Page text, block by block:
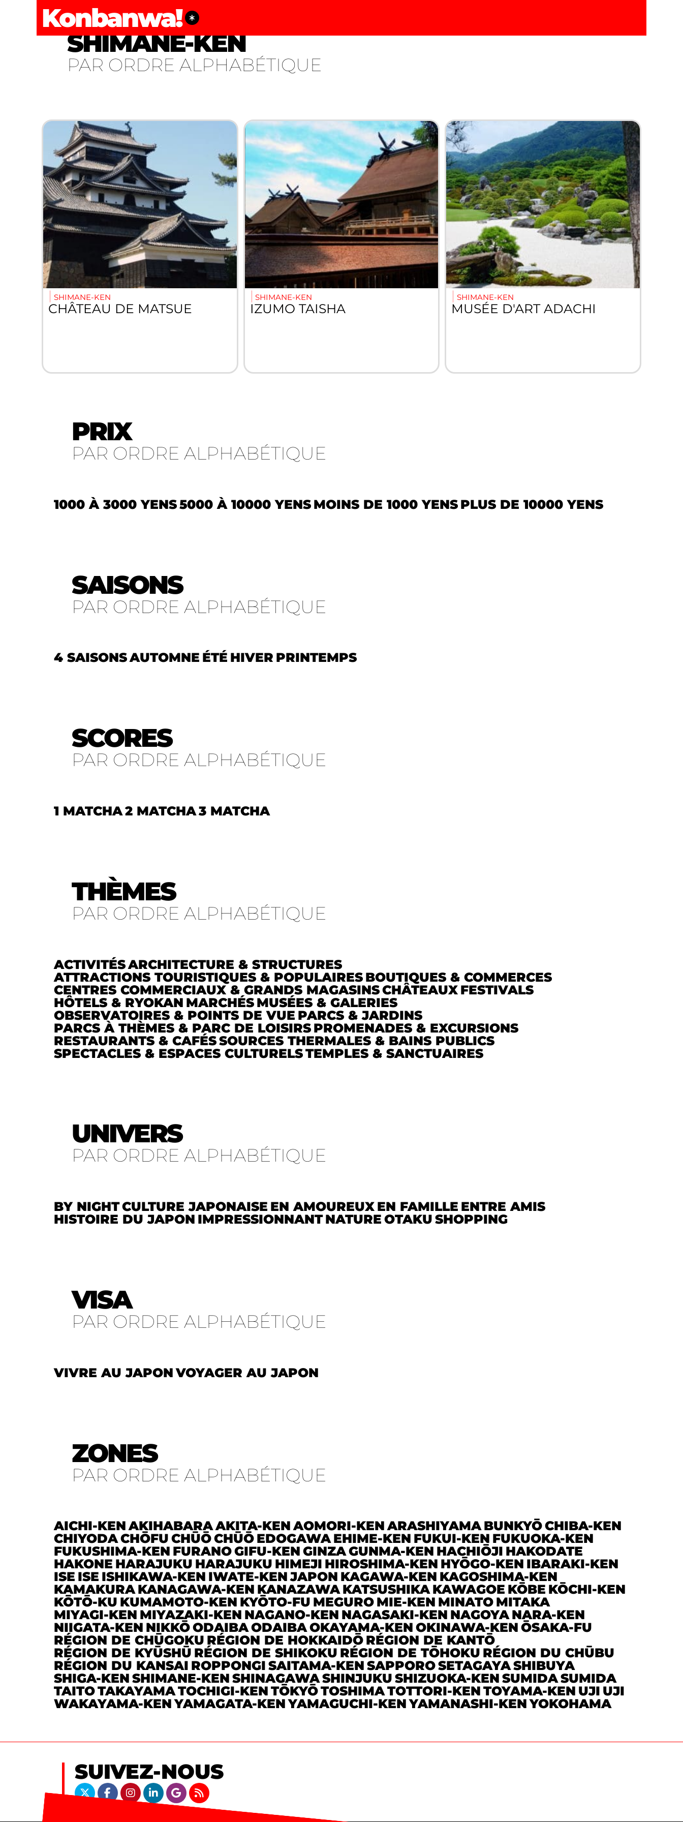
Konbanwa!
SHIMANE-KEN
PAR ORDRE ALPHABÉTIQUE
SHIMANE-KEN
CHÂTEAU DE MATSUE
SHIMANE-KEN
IZUMO TAISHA
SHIMANE-KEN
MUSÉE D'ART ADACHI
PRIX
PAR ORDRE ALPHABÉTIQUE
1000 À 3000 YENS5000 À 10000 YENS MOINS DE 1000 YENS PLUS DE 10000 YENS
SAISONS
PAR ORDRE ALPHABÉTIQUE
4 SAISONSAUTOMNE ÉTÉ HIVER PRINTEMPS
SCORES
PAR ORDRE ALPHABÉTIQUE
1 MATCHA2 MATCHA3 MATCHA
THÈMES
PAR ORDRE ALPHABÉTIQUE
ACTIVITÉSARCHITECTURE & STRUCTURES
ATTRACTIONS TOURISTIQUES & POPULAIRES BOUTIQUES & COMMERCES
CENTRES COMMERCIAUX & GRANDS MAGASINSCHÂTEAUX FESTIVALS
HÔTELS & RYOKAN MARCHÉS MUSÉES & GALERIES
OBSERVATOIRES & POINTS DE VUE PARCS & JARDINS
PARCS À THÈMES & PARC DE LOISIRS PROMENADES & EXCURSIONS
RESTAURANTS & CAFÉSSOURCES THERMALES & BAINS PUBLICS
SPECTACLES & ESPACES CULTURELSTEMPLES & SANCTUAIRES
UNIVERS
PAR ORDRE ALPHABÉTIQUE
BY NIGHTCULTURE JAPONAISE EN AMOUREUX EN FAMILLE ENTRE AMIS
HISTOIRE DU JAPON IMPRESSIONNANT NATURE OTAKU SHOPPING
VISA
PAR ORDRE ALPHABÉTIQUE
VIVRE AU JAPONVOYAGER AU JAPON
ZONES
PAR ORDRE ALPHABÉTIQUE
AICHI-KENAKIHABARAAKITA-KENAOMORI-KENARASHIYAMA BUNKYŌCHIBA-KEN
CHIYODACHŌFU CHŪŌCHŪŌ EDOGAWA EHIME-KEN FUKUI-KEN FUKUOKA-KEN
FUKUSHIMA-KEN FURANOGIFU-KEN GINZAGUNMA-KEN HACHIŌJI HAKODATE
HAKONE HARAJUKU HARAJUKU HIMEJI HIROSHIMA-KEN HYŌGO-KEN IBARAKI-KEN
ISE ISE ISHIKAWA-KEN IWATE-KENJAPON KAGAWA-KEN KAGOSHIMA-KEN
KAMAKURA KANAGAWA-KEN KANAZAWA KATSUSHIKA KAWAGOE KŌBE KŌCHI-KEN
KŌTŌ-KU KUMAMOTO-KEN KYŌTO-FU MEGURO MIE-KEN MINATO MITAKA
MIYAGI-KEN MIYAZAKI-KEN NAGANO-KEN NAGASAKI-KEN NAGOYA NARA-KEN
NIIGATA-KEN NIKKŌODAIBAODAIBAOKAYAMA-KEN OKINAWA-KEN ŌSAKA-FU
RÉGION DE CHŪGOKU RÉGION DE HOKKAIDŌ RÉGION DE KANTŌ
RÉGION DE KYŪSHŪ RÉGION DE SHIKOKU RÉGION DE TŌHOKU RÉGION DU CHŪBU
RÉGION DU KANSAI ROPPONGI SAITAMA-KEN SAPPOROSETAGAYASHIBUYA
SHIGA-KEN SHIMANE-KEN SHINAGAWASHINJUKU SHIZUOKA-KEN SUMIDASUMIDA
TAITOTAKAYAMATOCHIGI-KEN TŌKYŌTOSHIMATOTTORI-KEN TOYAMA-KEN UJI UJI
WAKAYAMA-KENYAMAGATA-KENYAMAGUCHI-KENYAMANASHI-KENYOKOHAMA
SUIVEZ-NOUS